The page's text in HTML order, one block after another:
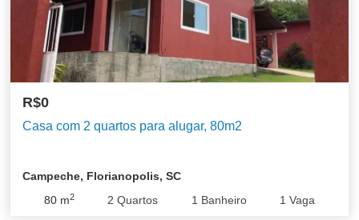
R$0
Casa com 2 quartos para alugar, 80m2
Campeche, Florianopolis, SC
80m2 2 Quartos 1 Banheiro 1 Vaga